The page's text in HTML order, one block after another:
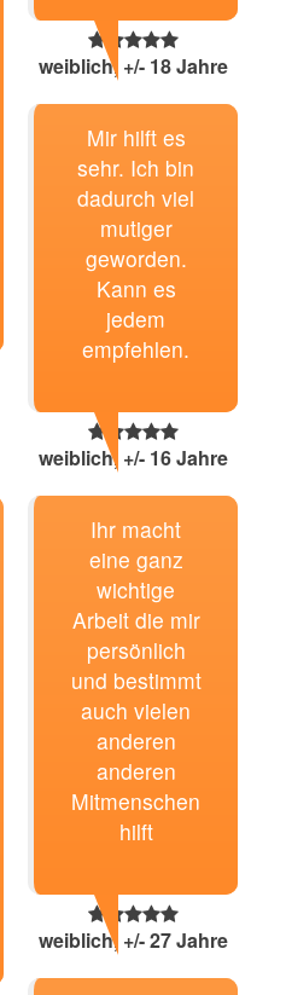
weiblich, +/- 18 Jahre
Mir hilft es
sehr. Ich bin
dadurch viel
mutiger
geworden.
Kann es
jedem
empfehlen.
weiblich, +/- 16 Jahre
Ihr macht
eine ganz
wichtige
Arbeit die mir
persönlich
und bestimmt
auch vielen
anderen
anderen
Mitmenschen
hilft
weiblich, +/- 27 Jahre